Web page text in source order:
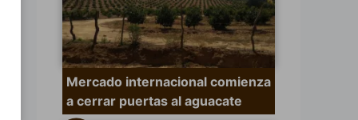
Mercado internacional comienza
a cerrar puertas al aguacate